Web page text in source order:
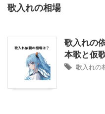
歌入れの相場
歌入れの
本歌と仮
歌入れの